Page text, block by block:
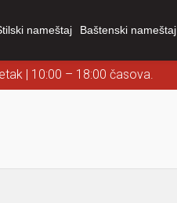
nameštaj Baštenski nameštaj
| 10:00 – 18:00 časova.